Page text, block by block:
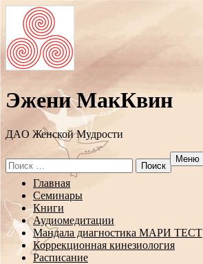
Эжени МакКвин
ДAO Женской Мудрости
Search
for:
Меню
Перейти
содержанию
Главная
Семинары
Книги
Аудиомедитации
Мандала диагностика МАРИ ТЕСТ
Коррекционная кинезиология
Расписание